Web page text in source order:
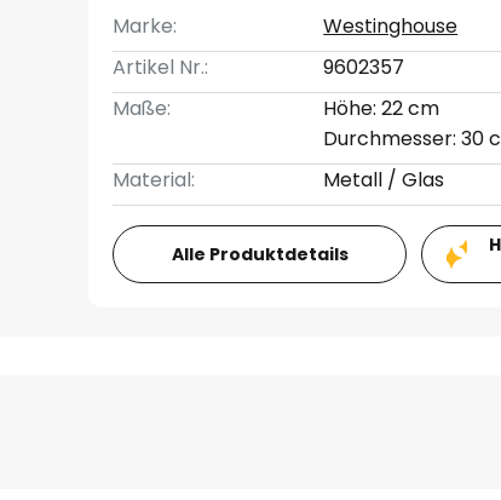
Marke:
Westinghouse
Artikel Nr.:
9602357
Maße:
Höhe: 22 cm
Durchmesser: 30
Material:
Metall / Glas
Alle Produktdetails